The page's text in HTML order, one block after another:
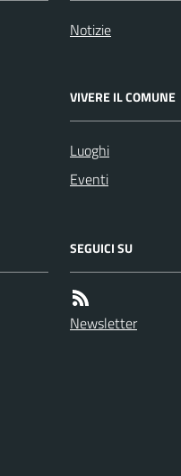
Notizie
VIVERE IL COMUNE
Luoghi
Eventi
SEGUICI SU
Newsletter